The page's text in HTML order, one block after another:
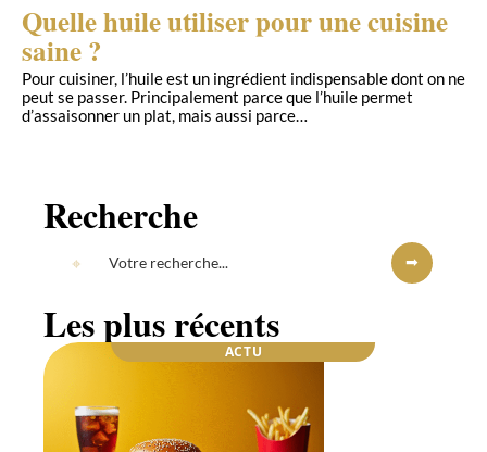
Quelle huile utiliser pour une cuisine
saine ?
Pour cuisiner, l’huile est un ingrédient indispensable dont on ne
peut se passer. Principalement parce que l’huile permet
d’assaisonner un plat, mais aussi parce…
Recherche
Les plus récents
ACTU